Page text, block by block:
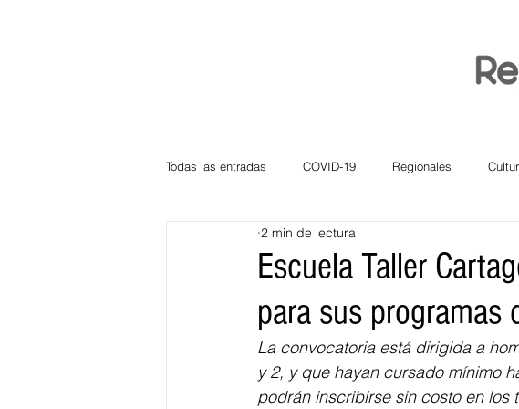
Todas las entradas COVID-19 Regionales
Atlántico
Bloggeros Hermanos Mayores
Educación
Escuela Taller
para sus programas
2 min de lectura
La convocatoria está dirigida a
y 2, y que hayan cursado mínimo
podrán inscribirse sin costo en los